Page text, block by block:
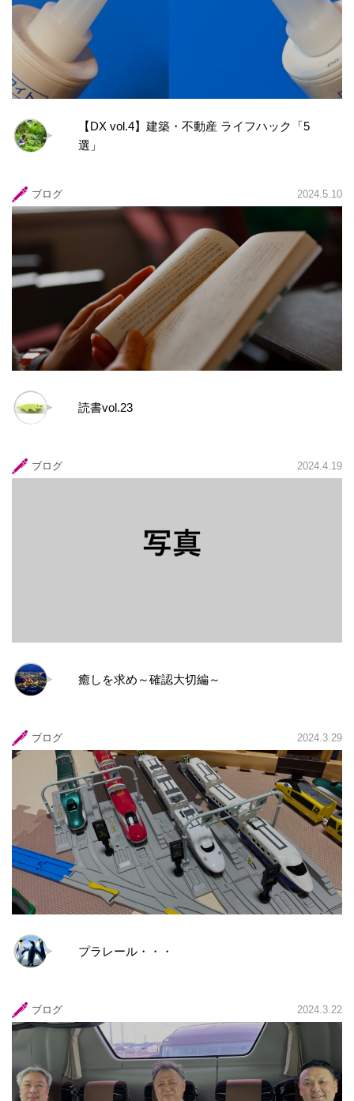
【DX vol.4】建築・不動産 ライフハック「5
選」
ブログ 2024.5.10
読書vol.23
ブログ 2024.4.19
癒しを求め～確認大切編～
ブログ 2024.3.29
プラレール・・・
ブログ 2024.3.22